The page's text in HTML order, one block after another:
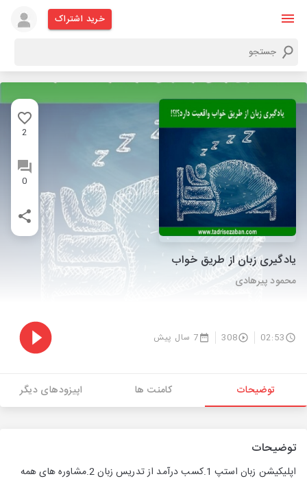
خرید اشتراک
2
0
یادگیری زبان از طریق خواب
محمود پیرهادی
02:53
308 7 سال پیش
توضیحات کامنت ها اپیزودهای دیگر
توضیحات
اپلیکیشن زبان استپ 1.کسب درآمد از تدریس زبان 2.مشاوره های همه